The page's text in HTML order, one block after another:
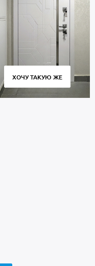
ХОЧУ ТАКУЮ ЖЕ